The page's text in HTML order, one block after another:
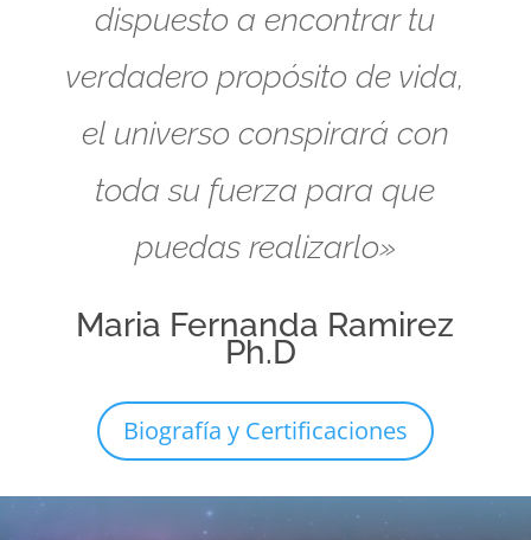
dispuesto a encontrar tu
verdadero propósito de vida,
el universo conspirará con
toda su fuerza para que
puedas realizarlo»
Maria Fernanda Ramirez
Ph.D
Biografía y Certificaciones